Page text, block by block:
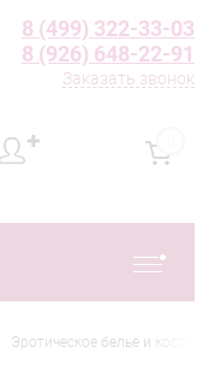
8 (499) 322-33-03
8 (926) 648-22-91
Заказать звонок
✚
Эротическое белье и